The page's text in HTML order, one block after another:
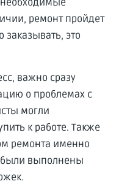
ремонт пройдет
это
важно сразу
о проблемах с
могли
к работе. Также
ремонта именно
были выполнены